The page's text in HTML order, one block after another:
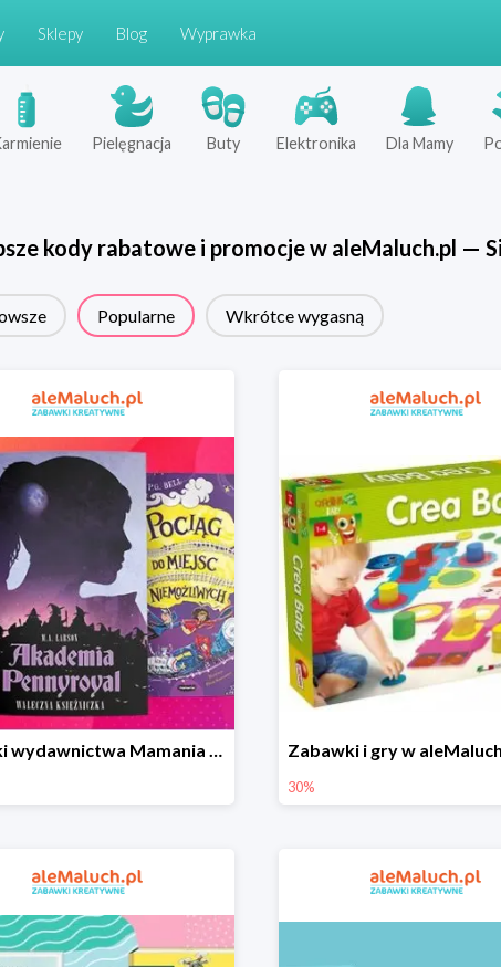
Sklepy Blog Wyprawka
Pielęgnacja Buty Elektronika Dla Mamy
kody rabatowe i promocje w aleMaluch.pl —
Popularne Wkrótce wygasną
Książki wydawnictwa Mamania w aleMaluch do -56%
30%